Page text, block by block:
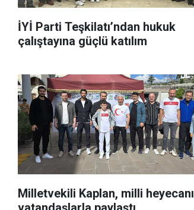
İYİ Parti Teşkilatı’ndan hukuk
çalıştayına güçlü katılım
Milletvekili Kaplan, milli heyecanı